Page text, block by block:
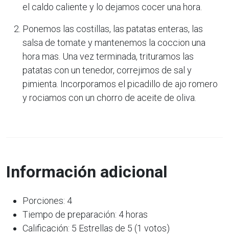
el caldo caliente y lo dejamos cocer una hora.
Ponemos las costillas, las patatas enteras, las
salsa de tomate y mantenemos la coccion una
hora mas. Una vez terminada, trituramos las
patatas con un tenedor, correjimos de sal y
pimienta. Incorporamos el picadillo de ajo romero
y rociamos con un chorro de aceite de oliva.
Información adicional
Porciones: 4
Tiempo de preparación: 4 horas
Calificación: 5 Estrellas de 5 (1 votos)